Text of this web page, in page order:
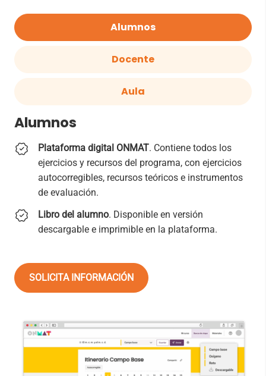
Alumnos
Docente
Aula
Alumnos
Plataforma digital ONMAT. Contiene todos los
ejercicios y recursos del programa, con ejercicios
autocorregibles, recursos teóricos e instrumentos
de evaluación.
Libro del alumno. Disponible en versión
descargable e imprimible en la plataforma.
SOLICITA INFORMACIÓN